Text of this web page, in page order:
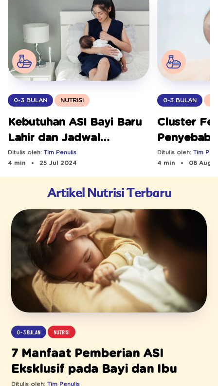
0-3 BULAN NUTRISI
Kebutuhan ASI Bayi Baru
Lahir dan Jadwal
Menyusuinya
Ditulis oleh: Tim Penulis
4 min
25 Jul 2024
0-3 BULAN
Cluster
Penyebab
Ditulis oleh:Tim
4 min
08 Aug
Artikel Nutrisi Terbaru
0 - 3 BULAN NUTRISI
7 Manfaat Pemberian ASI
Eksklusif pada Bayi dan Ibu
Ditulis oleh: Tim Penulis